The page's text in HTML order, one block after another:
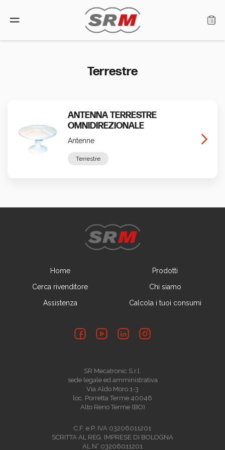
Prodotti
Calcola i tuoi consumi
Terrestre
ANTENNA TERRESTRE
OMNIDIREZIONALE
Antenne
Terrestre
Home
Prodotti
Cerca rivenditore
Chi siamo
Assistenza
Calcola i tuoi consumi
SR Mecatronic S.r.l.
sede legale ed amministrativa
Via Aldo Moro 1-3
loc. Porretta Terme 40046
Alto Reno Terme (BO)
C.F. e P. IVA 03206011201
SCRITTA AL REG. IMPRESE DI BOLOGNA
AL N° 03206011201